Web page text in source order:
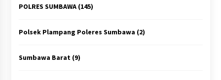
POLRES SUMBAWA(145)
Polsek Plampang Poleres Sumbawa (2)
Sumbawa Barat(9)